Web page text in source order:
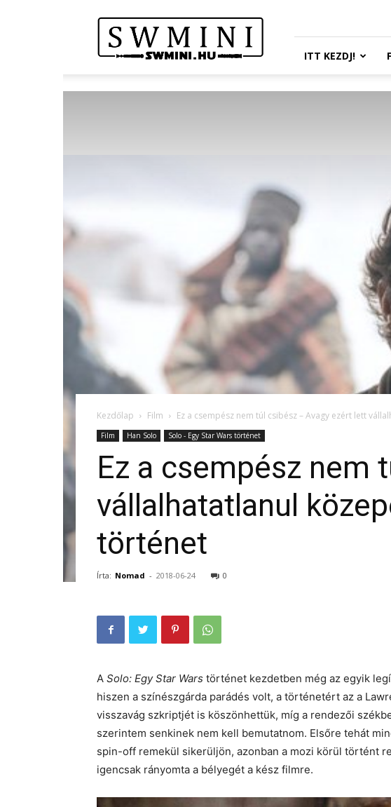
Wars
Miniatures
Portál
ITT KEZDJ!
Kezdőlap Film Ez a csempész nem túl csibész – Avagy ezért lett
Film Han Solo Solo - Egy Star Wars történet
Ez a csempész nem
vállalhatatlanul
történet
Írta: Nomad - 2018-06-24 0
A Solo: Egy Star Wars történet kezdetben még az egyik
hiszen a színészgárda parádés volt, a történetért az a
visszavág szkriptjét is köszönhettük, míg a rendezői
szerintem senkinek nem kell bemutatnom. Elsőre tehát
spin-off remekül sikerüljön, azonban a mozi körül történt
igencsak rányomta a bélyegét a kész filmre.